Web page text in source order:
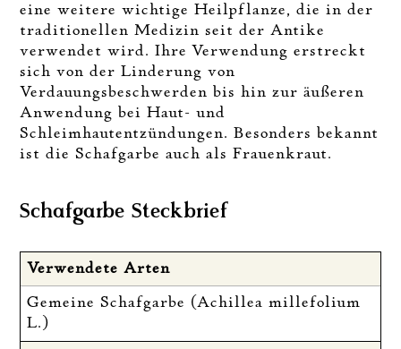
eine weitere wichtige Heilpflanze, die in der
traditionellen Medizin seit der Antike
verwendet wird. Ihre Verwendung erstreckt
sich von der Linderung von
Verdauungsbeschwerden bis hin zur äußeren
Anwendung bei Haut- und
Schleimhautentzündungen. Besonders bekannt
ist die Schafgarbe auch als Frauenkraut.
Schafgarbe Steckbrief
Verwendete Arten
Gemeine Schafgarbe (Achillea millefolium
L.)